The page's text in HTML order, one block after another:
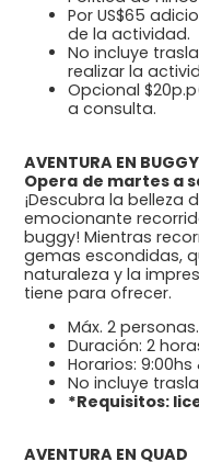
Por US$65
de la actividad.
No incluye
realizar la
Opcional
a consulta.
AVENTURA EN BUGGY
Opera de martes a
¡Descubra la belleza
emocionante
buggy! Mientras
gemas escondidas,
naturaleza y la
tiene para ofrecer.
Máx. 2 personas.
Duración: 2
Horarios: 9:00hs
No incluye
*Requisitos:
AVENTURA EN QUAD